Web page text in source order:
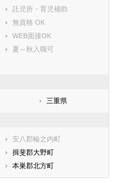
託児所・育児補助
無資格 OK
WEB面接OK
夏～秋入職可
三重県
安八郡輪之内町
揖斐郡大野町
本巣郡北方町